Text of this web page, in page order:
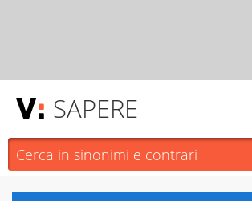
SAPERE